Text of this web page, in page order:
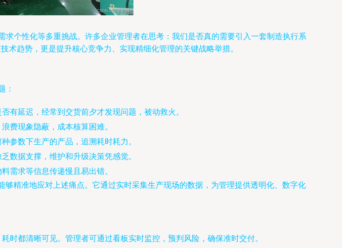
个性化等多重挑战。许多企业管理者在思考：我们是否真的需要引入一套制造执行系
趋势，更是提升核心竞争力、实现精细化管理的关键战略举措。
：
有延迟，经常到交货前夕才发现问题，被动救火。
费现象隐蔽，成本核算困难。
参数下生产的产品，追溯耗时耗力。
数据支撑，维护和升级决策凭感觉。
需求等信息传递慢且易出错。
精准地应对上述痛点。它通过实时采集生产现场的数据，为管理提供透明化、数字化
时都清晰可见。管理者可通过看板实时监控，预判风险，确保准时交付。